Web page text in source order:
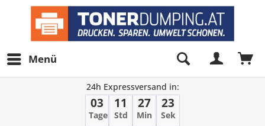
Menü
24h Expressversand in:
03
Tage
11
Std
27
Min
23
Sek